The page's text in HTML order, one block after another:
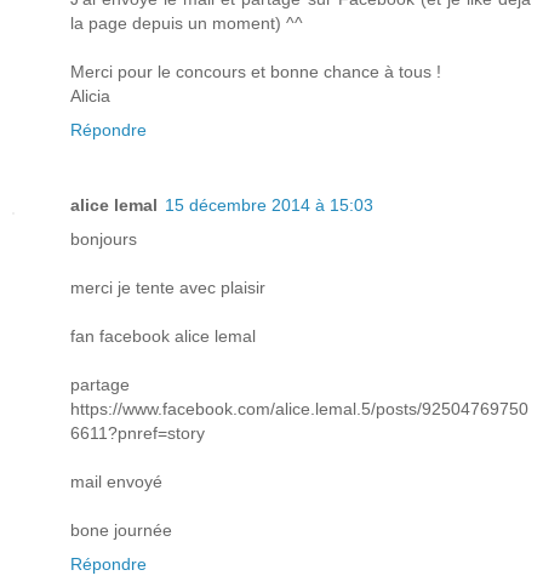
la page depuis un moment) ^^
Merci pour le concours et bonne chance à tous !
Alicia
Répondre
alice lemal 15 décembre 2014 à 15:03
bonjours
merci je tente avec plaisir
fan facebook alice lemal
partage
https://www.facebook.com/alice.lemal.5/posts/92504769750
6611?pnref=story
mail envoyé
bone journée
Répondre